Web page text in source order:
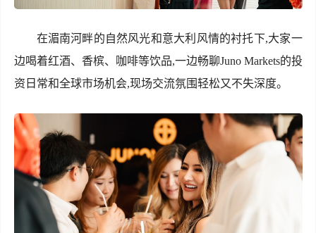
在湄南河畔的自然风光和意大利风情的衬托下,大家一
边喝着红酒、香槟、咖啡等饮品,一边畅聊Juno Markets的投
资日常和全球市场机会,现场交流氛围轻松又不失深度。